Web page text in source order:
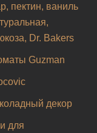
пектин, ваниль
Dr. Bakers
Guzman
декор
для